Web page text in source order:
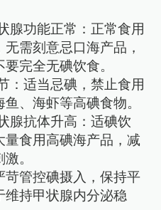
腺功能正常：正常食用
需刻意忌口海产品，
完全无碘饮食。
：适当忌碘，禁止食用
、海虾等高碘食物。
腺抗体升高：适碘饮
食用高碘海产品，减
。
苛管控碘摄入，保持平
维持甲状腺内分泌稳